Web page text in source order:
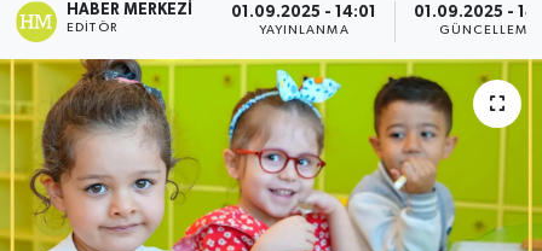
HABER MERKEZI
EDITÖR
01.09.2025 - 14:01
YAYINLANMA
01.09.2025 -
GÜNCELLEME